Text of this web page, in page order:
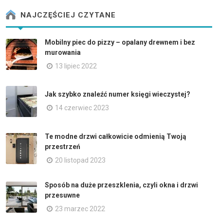
NAJCZĘŚCIEJ CZYTANE
Mobilny piec do pizzy – opalany drewnem i bez
murowania
13 lipiec 2022
Jak szybko znaleźć numer księgi wieczystej?
14 czerwiec 2023
Te modne drzwi całkowicie odmienią Twoją
przestrzeń
20 listopad 2023
Sposób na duże przeszklenia, czyli okna i drzwi
przesuwne
23 marzec 2022